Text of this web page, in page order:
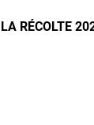
RÉCOLTE